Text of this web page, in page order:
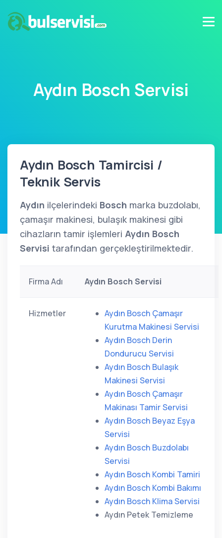
Aydın Bosch Servisi
Aydın Bosch Tamircisi /
Teknik Servis
Aydın ilçelerindeki Bosch marka buzdolabı,
çamaşır makinesi, bulaşık makinesi gibi
cihazların tamir işlemleri Aydın Bosch
Servisi tarafından gerçekleştirilmektedir.
Firma Adı Aydın Bosch Servisi
Hizmetler
Aydın Bosch Çamaşır
Kurutma Makinesi Servisi
Aydın Bosch Derin
Dondurucu Servisi
Aydın Bosch Bulaşık
Makinesi Servisi
Aydın Bosch Çamaşır
Makinası Tamir Servisi
Aydın Bosch Beyaz Eşya
Servisi
Aydın Bosch Buzdolabı
Servisi
Aydın Bosch Kombi Tamiri
Aydın Bosch Kombi Bakımı
Aydın Bosch Klima Servisi
Aydın Petek Temizleme